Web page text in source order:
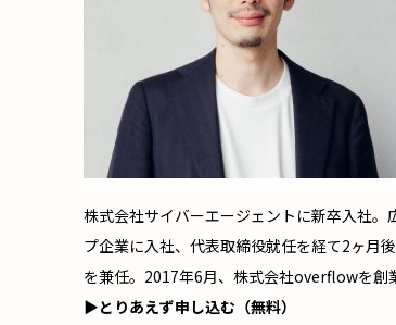
株式会社サイバーエージェントに新卒入社
プ企業に入社、代表取締役就任を経て2ヶ月
を兼任。2017年6月、株式会社overflowを創
▶とりあえず申し込む（無料）